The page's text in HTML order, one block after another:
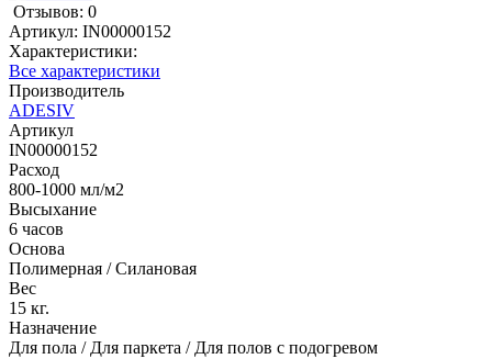
Отзывов: 0
Артикул: IN00000152
Характеристики:
Все характеристики
Производитель
ADESIV
Артикул
IN00000152
Расход
800-1000 мл/м2
Высыхание
6 часов
Основа
Полимерная / Силановая
Вес
15 кг.
Назначение
Для пола / Для паркета / Для полов с подогревом